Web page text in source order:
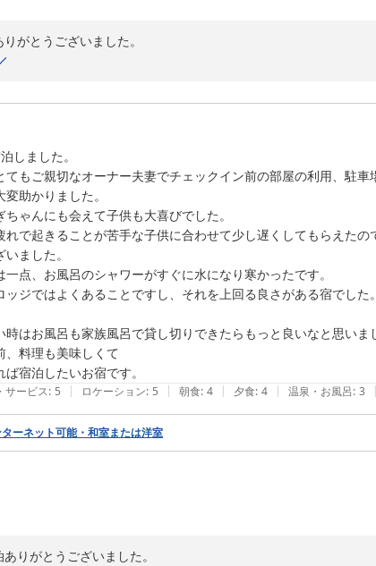
がとうございました。
だきありがとうございます。
したらまたのご利用お待ちしております。今後とも何卒宜しくお
しました。
てもご親切なオーナー夫妻でチェックイン前の部屋の利用、駐
助かりました。
ゃんにも会えて子供も大喜びでした。
れで起きることが苦手な子供に合わせて少し遅くしてもらえたの
ました。
点、お風呂のシャワーがすぐに水になり寒かったです。
ッジではよくあることですし、それを上回る良さがある宿でした。
時はお風呂も家族風呂で貸し切りできたらもっと良いなと思いま
、料理も美味しくて
宿泊したいお宿です。
サービス: 5 | ロケーション: 5 | 朝食: 4 | 夕食: 4 | 温泉・お風呂: 3 |
ーネット可能・和室または洋室
りがとうございました。